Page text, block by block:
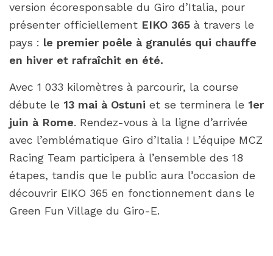
version écoresponsable du Giro d’Italia, pour
présenter officiellement EIKO 365 à travers le
pays : le premier poêle à granulés qui chauffe
en hiver et rafraîchit en été.
Avec 1 033 kilomètres à parcourir, la course
débute le 13 mai à Ostuni et se terminera le 1er
juin à Rome. Rendez-vous à la ligne d’arrivée
avec l’emblématique Giro d’Italia ! L’équipe MCZ
Racing Team participera à l’ensemble des 18
étapes, tandis que le public aura l’occasion de
découvrir EIKO 365 en fonctionnement dans le
Green Fun Village du Giro-E.